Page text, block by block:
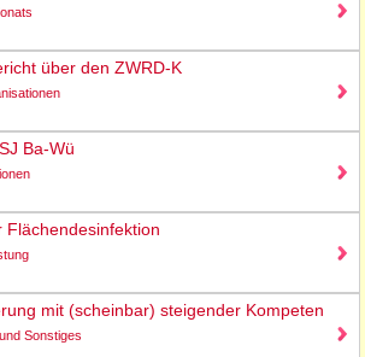
über den ZWRD-K
Ba-Wü
mit (scheinbar) steigender Kompeten
Sonstiges